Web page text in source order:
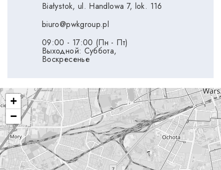
Białystok, ul. Handlowa 7, lok. 116
biuro@pwkgroup.pl
09:00 - 17:00 (Пн - Пт)
Выходной: Суббота,
Воскресенье
+
−